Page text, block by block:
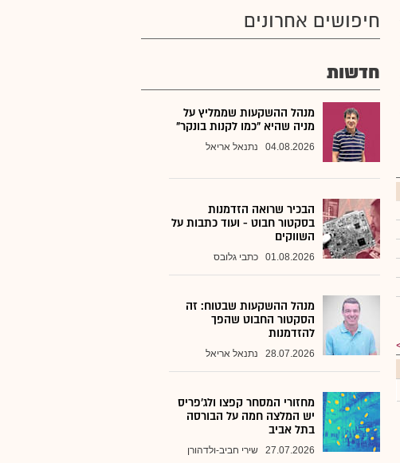
חיפושים אחרונים
חדשות
מנהל ההשקעות שממליץ על
מניה שהיא "כמו לקנות בונקר"
04.08.2026 נתנאל אריאל
הבכיר שרואה הזדמנות
בסקטור חבוט - ועוד כתבות על
השווקים
01.08.2026 כתבי גלובס
מנהל ההשקעות שבטוח: זה
הסקטור החבוט שהפך
להזדמנות
28.07.2026 נתנאל אריאל
מחזורי המסחר קפצו ולג'פריס
יש המלצה חמה על הבורסה
בתל אביב
27.07.2026 שירי חביב-ולדהורן